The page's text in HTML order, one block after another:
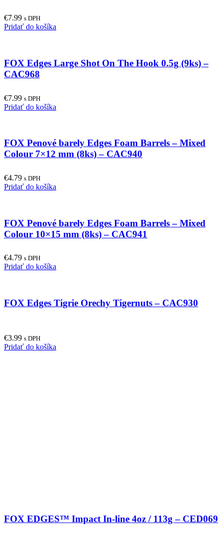
€7.99 s DPH
Pridať do košíka
FOX Edges Large Shot On The Hook 0.5g (9ks) –
CAC968
€7.99 s DPH
Pridať do košíka
FOX Penové barely Edges Foam Barrels – Mixed
Colour 7×12 mm (8ks) – CAC940
€4.79 s DPH
Pridať do košíka
FOX Penové barely Edges Foam Barrels – Mixed
Colour 10×15 mm (8ks) – CAC941
€4.79 s DPH
Pridať do košíka
FOX Edges Tigrie Orechy Tigernuts – CAC930
€3.99 s DPH
Pridať do košíka
FOX EDGES™ Impact In-line 4oz / 113g – CED069